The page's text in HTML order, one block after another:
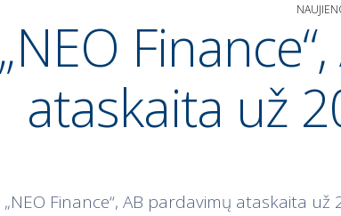
„NEO
ataskaita už
„NEO Finance“, AB pardavimų ataskaita už